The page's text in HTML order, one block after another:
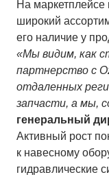
На
широкий
его наличие у
«Мы видим, как
партнерство с
отдаленных
запчасти, а мы,
генеральный
Активный рост
к навесному
гидравлические